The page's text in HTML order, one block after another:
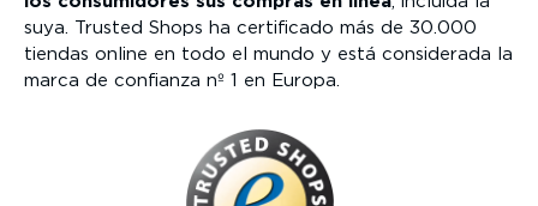
suya. Trusted Shops ha certificado más de 30.000
tiendas online en todo el mundo y está considerada la
marca de confianza nº 1 en Europa.